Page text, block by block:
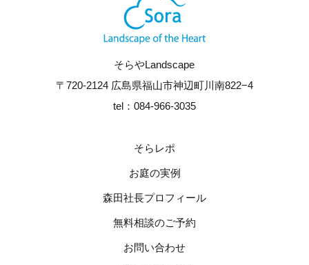
そらやLandscape
〒720-2124 広島県福山市神辺町川南822−4
tel：084-966-3035
そらレポ
お庭の実例
森田社長プロフィール
無料相談のご予約
お問い合わせ